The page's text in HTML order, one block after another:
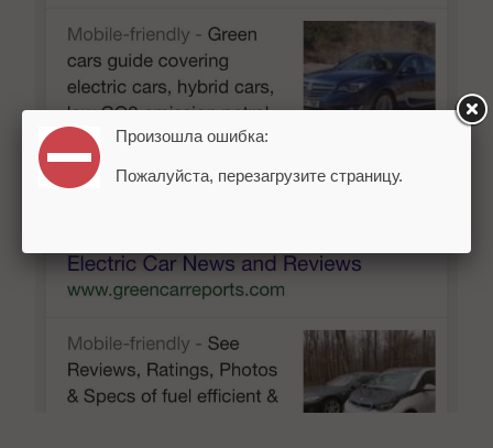
Произошла ошибка:
Пожалуйста, перезагрузите страницу.